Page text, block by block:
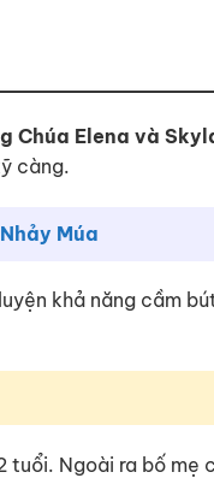
Chúa Elena và
càng.
Múa
khả năng cầm
Ngoài ra bố mẹ